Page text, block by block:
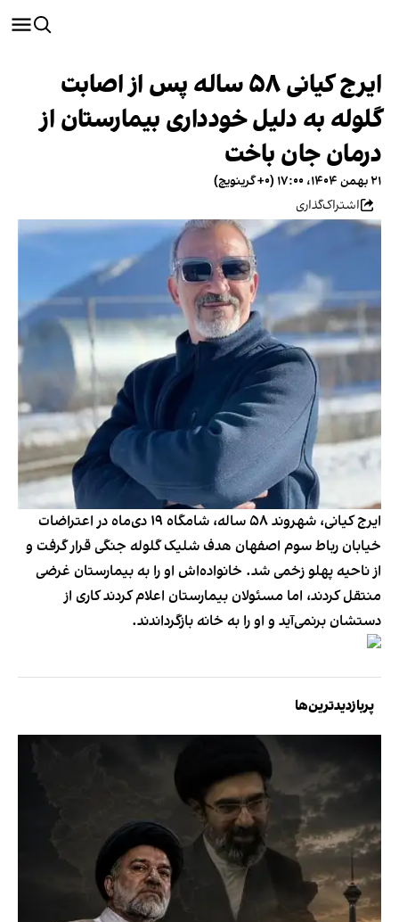
ایرج کیانی ۵۸ ساله پس از اصابت
گلوله به دلیل خودداری بیمارستان از
درمان جان باخت
۲۱ بهمن ۱۴۰۴، ۱۷:۰۰ (‎+۰ گرینویچ)
اشتراک‌گذاری
ایرج کیانی، شهروند ۵۸ ساله، شامگاه ۱۹ دی‌ماه در اعتراضات
خیابان رباط سوم اصفهان هدف شلیک گلوله جنگی قرار گرفت و
از ناحیه پهلو زخمی شد. خانواده‌اش او را به بیمارستان غرضی
منتقل کردند، اما مسئولان بیمارستان اعلام کردند کاری از
دستشان برنمی‌آید و او را به خانه بازگرداندند.
پربازدیدترین‌ها